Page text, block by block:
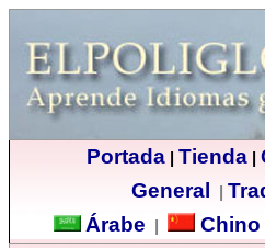
Portada| Tienda|
General
Árabe Chino